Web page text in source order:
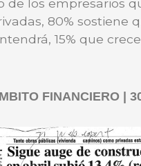
de los empresarios
80% sostiene
15% que
FINANCIERO |